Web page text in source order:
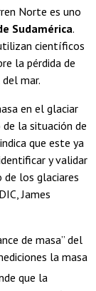
Norte es uno
Sudamérica.
científicos
la pérdida de
mar.
en el glaciar
la situación de
que este ya
y validar
de los glaciares
James
de masa” del
la masa
que la